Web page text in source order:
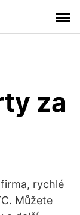
za
rychlé
Můžete